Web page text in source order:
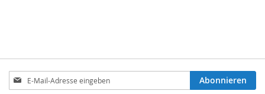
Anmeldung
zum
Abonnieren